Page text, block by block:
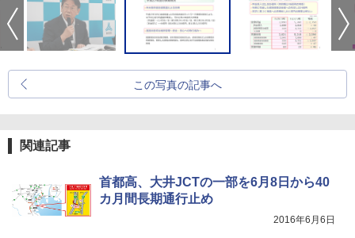
この写真の記事へ
関連記事
首都高、大井JCTの一部を6月8日から40
カ月間長期通行止め
2016年6月6日